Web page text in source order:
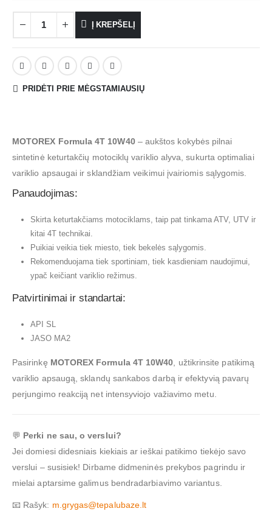
Į KREPŠELĮ
PRIDĖTI PRIE MĖGSTAMIAUSIŲ
MOTOREX Formula 4T 10W40– aukštos kokybės pilnai
sintetinė keturtakčių motociklų variklio alyva, sukurta optimaliai
variklio apsaugai ir sklandžiam veikimui įvairiomis sąlygomis.
Panaudojimas:
Skirta keturtakčiams motociklams, taip pat tinkama ATV, UTV ir
kitai 4T technikai.
Puikiai veikia tiek miesto, tiek bekelės sąlygomis.
Rekomenduojama tiek sportiniam, tiek kasdieniam naudojimui,
ypač keičiant variklio režimus.
Patvirtinimai ir standartai:
API SL
JASO MA2
Pasirinkę MOTOREX Formula 4T 10W40 , užtikrinsite patikimą
variklio apsaugą, sklandų sankabos darbą ir efektyvią pavarų
perjungimo reakciją net intensyviojo važiavimo metu.
💬 Perki ne sau, o verslui?
Jei domiesi didesniais kiekiais ar ieškai patikimo tiekėjo savo
verslui – susisiek! Dirbame didmeninės prekybos pagrindu ir
mielai aptarsime galimus bendradarbiavimo variantus.
📧 Rašyk: m.grygas@tepalubaze.lt